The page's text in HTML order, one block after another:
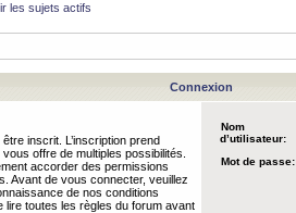
les sujets actifs
Connexion
inscrit. L’inscription prend
offre de multiples possibilités.
accorder des permissions
Avant de vous connecter, veuillez
de nos conditions
lire toutes les règles du forum avant
Nom
d’utilisateur:
Mot de passe: